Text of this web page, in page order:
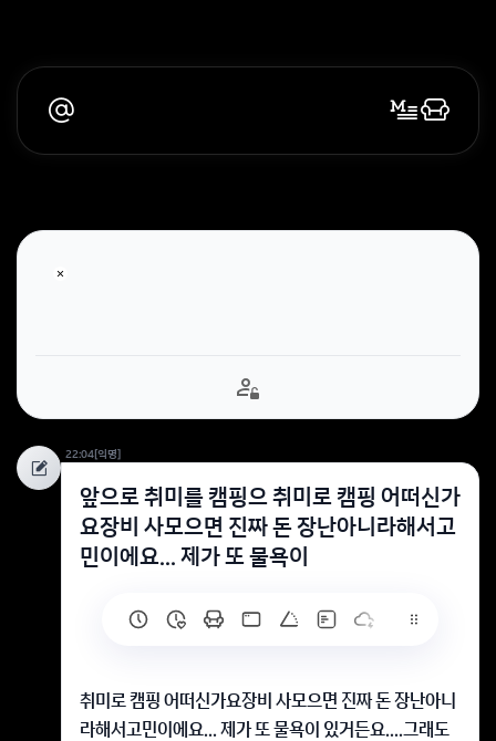
22:04[익명]
앞으로 취미를 캠핑으 취미로 캠핑 어떠신가
요장비 사모으면 진짜 돈 장난아니라해서고
민이에요... 제가 또 물욕이
취미로 캠핑 어떠신가요장비 사모으면 진짜 돈 장난아니
라해서고민이에요... 제가 또 물욕이 있거든요....그래도